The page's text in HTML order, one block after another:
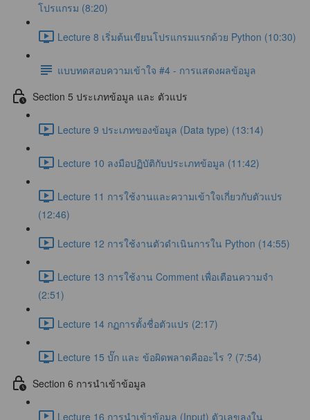
โปรแกรม (8:20)
Lecture 8 เริ่มต้นเขียนโปรแกรมแรกด้วย Python (10:30)
แบบทดสอบความเข้าใจ #4 - การแสดงผลข้อมูล
Section 5 ประเภทข้อมูล และ ตัวแปร
Lecture 9 ประเภทของข้อมูล (Data type) (13:14)
Lecture 10 ลงมือปฏิบัติกับประเภทข้อมูล (11:42)
Lecture 11 การใช้งานและความเข้าใจเกี่ยวกับตัวแปร
(12:46)
Lecture 12 การใช้งานตัวดำเนินการใน Python (14:55)
Lecture 13 การใช้งาน Comment เพื่อเตือนความจำ
(2:51)
Lecture 14 กฏการตั้งชื่อตัวแปร (2:17)
Lecture 15 บั๊ก และ ข้อผิดพลาดคืออะไร ? (7:54)
Section 6 การนำเข้าข้อมูล
Lecture 16 การนำเข้าข้อมูล (Input) ตัวเลขลงใน